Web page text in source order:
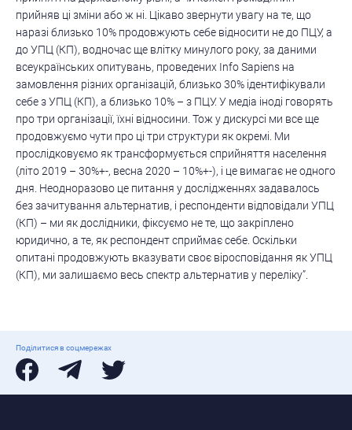
прийняв ці зміни або ж ні. Цікаво звернути увагу на те, що
наразі близько 10% продовжують себе відносити не до ПЦУ, а
до УПЦ (КП), водночас ще влітку минулого року, за даними
всеукраїнських опитувань, проведених Іnfo Sapiens на
замовлення різних організацій, близько 30% ідентифікували
себе з УПЦ (КП), а близько 10% – з ПЦУ. У медіа іноді говорять
про три організації, їхні відносини. Тож у дискурсі ми все ще
продовжуємо чути про ці три структури як окремі. Ми
прослідковуємо як трансформується сприйняття населення
(літо 2019 – 30%+-, весна 2020 – 10%+-), і це вимагає не одного
дня. Неодноразово це питання у дослідженнях задавалось
без зачитування альтернатив, і респонденти відповідали УПЦ
(КП) – ми як дослідники, фіксуємо не те, що закріплено
юридично, а те, як респондент сприймає себе. Оскільки
опитані продовжують вказувати своє віросповідання як УПЦ
(КП), ми залишаємо весь спектр альтернатив у переліку”.
Поділитися в соцмережах